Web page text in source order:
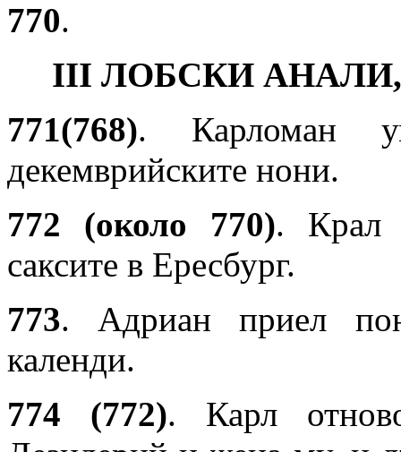
770.
III ЛОБСКИ
771(768). Карломан
декемврийските нони.
772 (около 770). Крал
саксите в Ересбург.
773. Адриан приел
календи.
774 (772). Карл